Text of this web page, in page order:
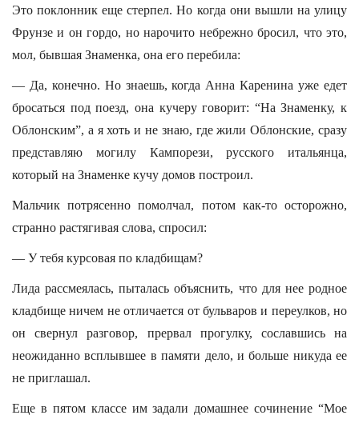
Это поклонник еще стерпел. Но когда они вышли на улицу
Фрунзе и он гордо, но нарочито небрежно бросил, что это,
мол, бывшая Знаменка, она его перебила:
— Да, конечно. Но знаешь, когда Анна Каренина уже едет
бросаться под поезд, она кучеру говорит: “На Знаменку, к
Облонским”, а я хоть и не знаю, где жили Облонские, сразу
представляю могилу Кампорези, русского итальянца,
который на Знаменке кучу домов построил.
Мальчик потрясенно помолчал, потом как-то осторожно,
странно растягивая слова, спросил:
— У тебя курсовая по кладбищам?
Лида рассмеялась, пыталась объяснить, что для нее родное
кладбище ничем не отличается от бульваров и переулков, но
он свернул разговор, прервал прогулку, сославшись на
неожиданно всплывшее в памяти дело, и больше никуда ее
не приглашал.
Еще в пятом классе им задали домашнее сочинение “Мое